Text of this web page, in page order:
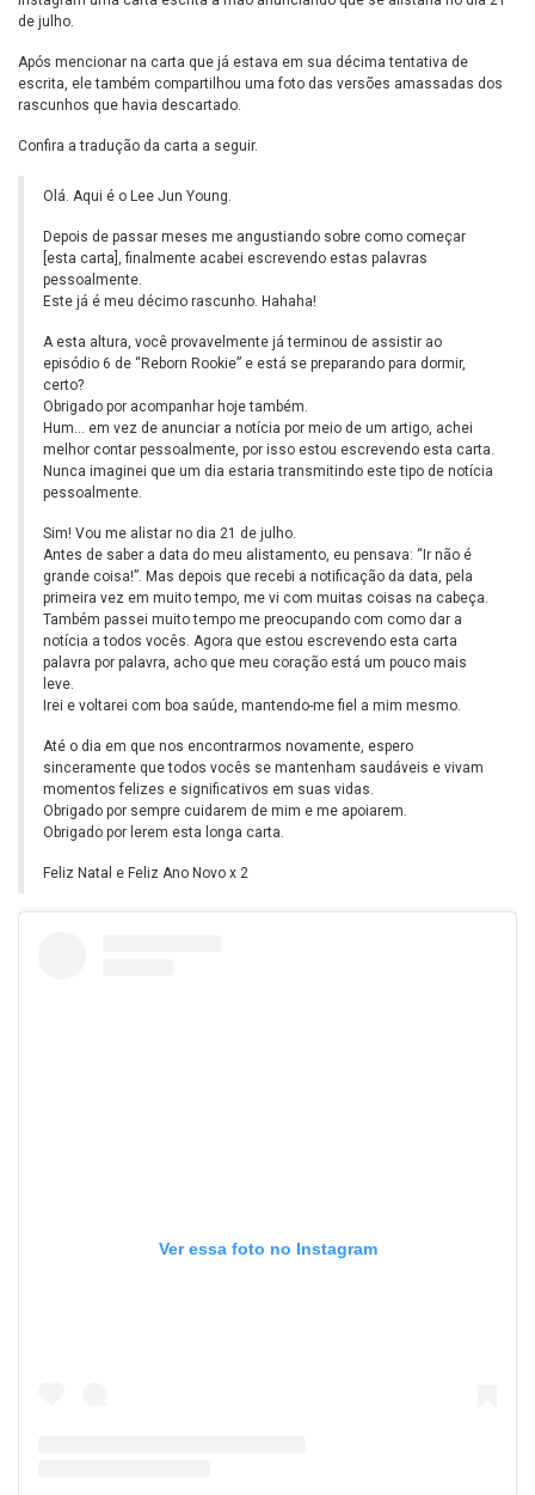
de julho.
Após mencionar na carta que já estava em sua décima tentativa de
escrita, ele também compartilhou uma foto das versões amassadas dos
rascunhos que havia descartado.
Confira a tradução da carta a seguir.
Olá. Aqui é o Lee Jun Young.
Depois de passar meses me angustiando sobre como começar
[esta carta], finalmente acabei escrevendo estas palavras
pessoalmente.
Este já é meu décimo rascunho. Hahaha!
A esta altura, você provavelmente já terminou de assistir ao
episódio 6 de “Reborn Rookie” e está se preparando para dormir,
certo?
Obrigado por acompanhar hoje também.
Hum… em vez de anunciar a notícia por meio de um artigo, achei
melhor contar pessoalmente, por isso estou escrevendo esta carta.
Nunca imaginei que um dia estaria transmitindo este tipo de notícia
pessoalmente.
Sim! Vou me alistar no dia 21 de julho.
Antes de saber a data do meu alistamento, eu pensava: “Ir não é
grande coisa!”. Mas depois que recebi a notificação da data, pela
primeira vez em muito tempo, me vi com muitas coisas na cabeça.
Também passei muito tempo me preocupando com como dar a
notícia a todos vocês. Agora que estou escrevendo esta carta
palavra por palavra, acho que meu coração está um pouco mais
leve.
Irei e voltarei com boa saúde, mantendo-me fiel a mim mesmo.
Até o dia em que nos encontrarmos novamente, espero
sinceramente que todos vocês se mantenham saudáveis e vivam
momentos felizes e significativos em suas vidas.
Obrigado por sempre cuidarem de mim e me apoiarem.
Obrigado por lerem esta longa carta.
Feliz Natal e Feliz Ano Novo x 2
Ver essa foto no Instagram